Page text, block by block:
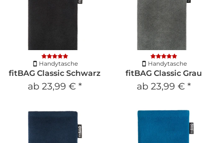
Handytasche
fitBAG Classic Schwarz
ab 23,99 € *
Handytasche
fitBAG Classic Grau
ab 23,99 € *